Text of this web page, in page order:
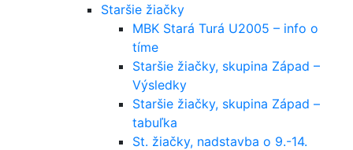
Staršie žiačky
MBK Stará Turá U2005 – info o
tíme
Staršie žiačky, skupina Západ –
Výsledky
Staršie žiačky, skupina Západ –
tabuľka
St. žiačky, nadstavba o 9.-14.